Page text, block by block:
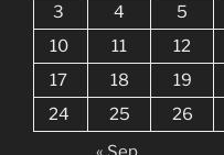
3
4 5
10
11 12
17
18 19
24
25 26